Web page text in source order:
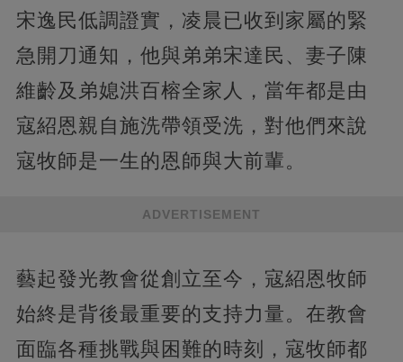
宋逸民低調證實，凌晨已收到家屬的緊
急開刀通知，他與弟弟宋達民、妻子陳
維齡及弟媳洪百榕全家人，當年都是由
寇紹恩親自施洗帶領受洗，對他們來說
寇牧師是一生的恩師與大前輩。
ADVERTISEMENT
藝起發光教會從創立至今，寇紹恩牧師
始終是背後最重要的支持力量。在教會
面臨各種挑戰與困難的時刻，寇牧師都